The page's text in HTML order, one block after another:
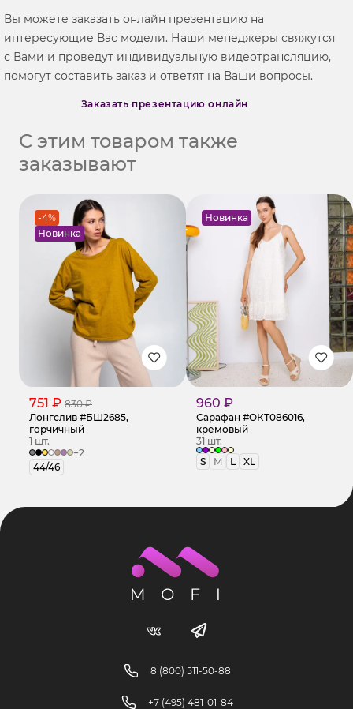
Вы можете заказать онлайн презентацию на
интересующие Вас модели. Наши менеджеры свяжутся
с Вами и проведут индивидуальную видеотрансляцию,
помогут составить заказ и ответят на Ваши вопросы.
Заказать презентацию онлайн
С этим товаром также
заказывают
-4%
Новинка
751 ₽ 830 ₽
Лонгслив #БШ2685,
горчичный
1 шт.
+2
44/46
Новинка
960 ₽
Сарафан #ОКТ086016,
кремовый
31 шт.
S
M L XL
8 (800) 511-50-88
+7 (495) 481-01-84